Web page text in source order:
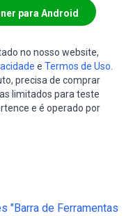
para Android
no nosso website,
e Termos de Uso.
precisa de comprar
limitados para teste
e é operado por
"Barra de Ferramentas